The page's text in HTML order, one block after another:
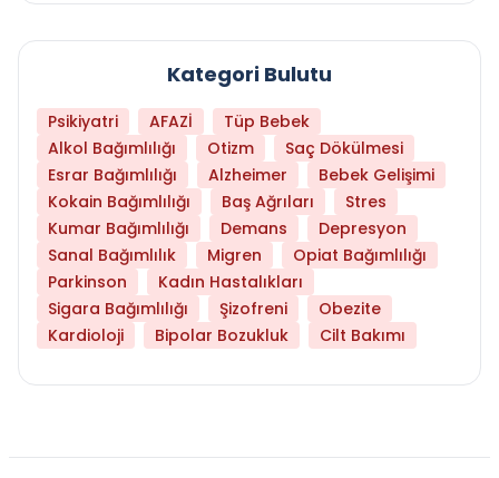
Kategori Bulutu
Psikiyatri AFAZİ
Tüp Bebek
Alkol Bağımlılığı
Otizm
Saç Dökülmesi
Esrar Bağımlılığı
Alzheimer
Bebek Gelişimi
Kokain Bağımlılığı
Baş Ağrıları
Stres
Kumar Bağımlılığı
Demans
Depresyon
Sanal Bağımlılık
Migren
Opiat Bağımlılığı
Parkinson
Kadın Hastalıkları
Sigara Bağımlılığı
Şizofreni
Obezite
Kardioloji
Bipolar Bozukluk Cilt Bakımı